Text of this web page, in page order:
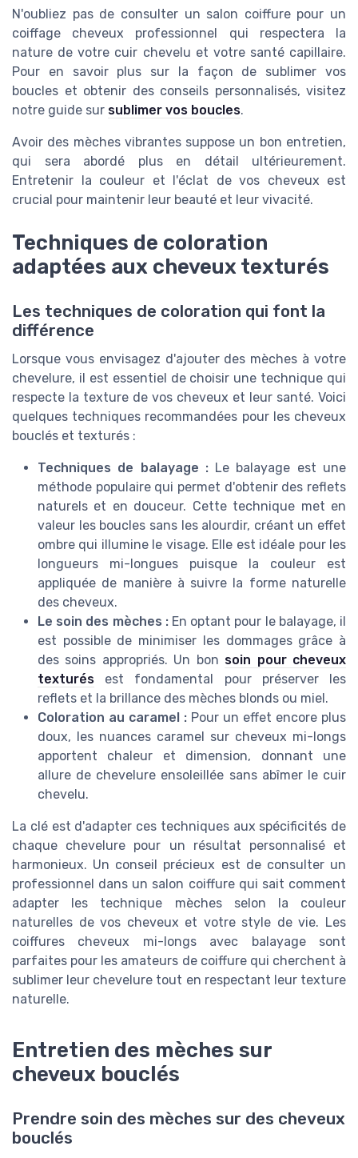
N'oubliez pas de consulter un salon coiffurepour un
coiffage cheveux professionnel qui respectera la
nature de votre cuir chevelu et votre santé capillaire.
Pour en savoir plus sur la façon de sublimer vos
boucles et obtenir des conseils personnalisés, visitez
notre guide sur sublimer vos boucles.
Avoir des mèches vibrantes suppose un bon entretien,
qui sera abordé plus en détail ultérieurement.
Entretenir la couleur et l'éclat de vos cheveux est
crucial pour maintenir leur beauté et leur vivacité.
Techniques de coloration
adaptées aux cheveux texturés
Les techniques de coloration qui font la
différence
Lorsque vous envisagez d'ajouter des mèches à votre
chevelure, il est essentiel de choisir une technique qui
respecte la texture de vos cheveux et leur santé. Voici
quelques techniques recommandées pour les cheveux
bouclés et texturés :
Techniques de balayage :Le balayage est une
méthode populaire qui permet d'obtenir des reflets
naturels et en douceur. Cette technique met en
valeur les boucles sans les alourdir, créant un effet
ombre qui illumine le visage. Elle est idéale pour les
longueurs mi-longues puisque la couleur est
appliquée de manière à suivre la forme naturelle
des cheveux.
Le soin des mèches :En optant pour le balayage, il
est possible de minimiser les dommages grâce à
des soins appropriés. Un bon soin pour cheveux
texturés est fondamental pour préserver les
reflets et la brillance des mèches blonds ou miel.
Coloration au caramel : Pour un effet encore plus
doux, les nuances caramel sur cheveux mi-longs
apportent chaleur et dimension, donnant une
allure de chevelure ensoleillée sans abîmer le cuir
chevelu.
La clé est d'adapter ces techniques aux spécificités de
chaque chevelure pour un résultat personnalisé et
harmonieux. Un conseil précieux est de consulter un
professionnel dans un salon coiffure qui sait comment
adapter les technique mèchesselon la couleur
naturelles de vos cheveux et votre style de vie. Les
coiffures cheveux mi-longs avec balayage sont
parfaites pour les amateurs de coiffure qui cherchent à
sublimer leur chevelure tout en respectant leur texture
naturelle.
Entretien des mèches sur
cheveux bouclés
Prendre soin des mèches sur des cheveux
bouclés